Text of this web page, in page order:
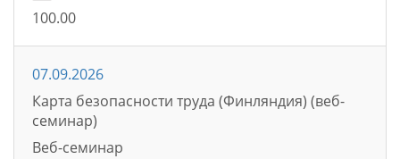
100.00
07.09.2026
Карта безопасности труда (Финляндия) (веб-
семинар)
Bеб-семинаp